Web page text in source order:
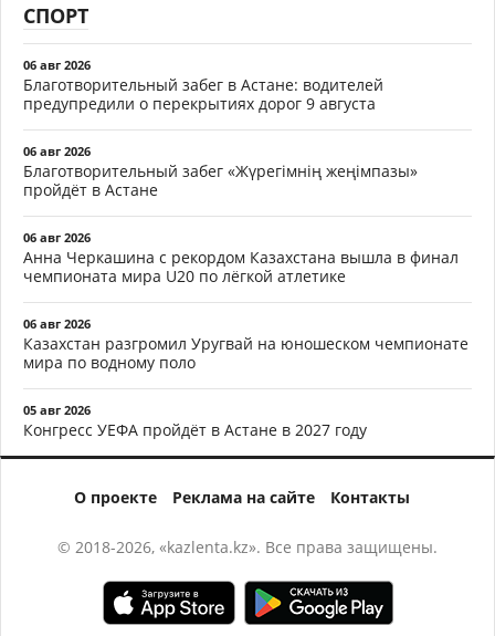
СПОРТ
06 авг 2026
Благотворительный забег в Астане: водителей
предупредили о перекрытиях дорог 9 августа
06 авг 2026
Благотворительный забег «Жүрегімнің жеңімпазы»
пройдёт в Астане
06 авг 2026
Анна Черкашина с рекордом Казахстана вышла в финал
чемпионата мира U20 по лёгкой атлетике
06 авг 2026
Казахстан разгромил Уругвай на юношеском чемпионате
мира по водному поло
05 авг 2026
Конгресс УЕФА пройдёт в Астане в 2027 году
О проекте Реклама на сайте Контакты
© 2018-2026, «kazlenta.kz». Все права защищены.